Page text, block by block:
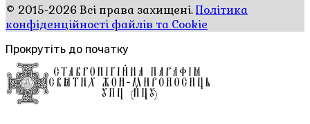
© 2015-2026 Всі права захищені.Політика
конфіденційності файлів та Cookie
Прокрутіть до початку